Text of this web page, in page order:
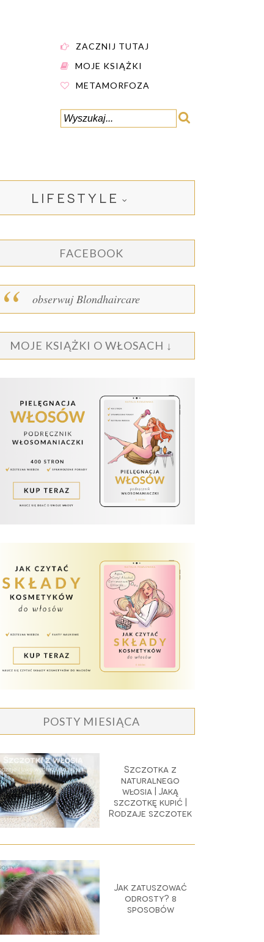
ZACZNIJ TUTAJ
MOJE KSIĄŻKI
METAMORFOZA
LIFESTYLE
FACEBOOK
obserwuj Blondhaircare
MOJE KSIĄŻKI O WŁOSACH ↓
POSTY MIESIĄCA
Szczotka z
naturalnego
włosia | Jaką
szczotkę kupić |
Rodzaje szczotek
Jak zatuszować
odrosty? 8
sposobów